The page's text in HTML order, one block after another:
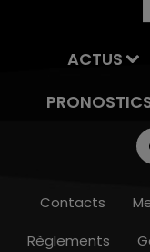
7h00 -
ACTUS
Contacts
Règlements